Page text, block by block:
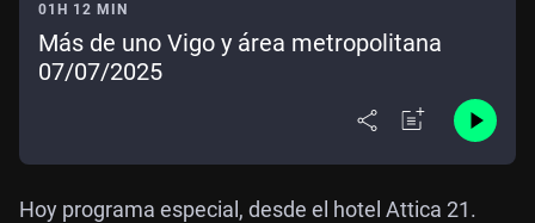
01H 12 MIN
Más de uno Vigo y área metropolitana
07/07/2025
Hoy programa especial, desde el hotel Attica 21.